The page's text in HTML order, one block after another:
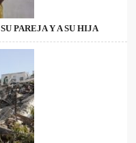
PAREJA Y A SU HIJA